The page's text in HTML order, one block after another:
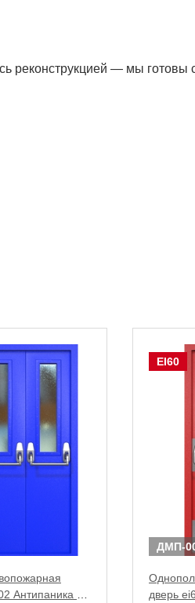
реконструкцией — мы
Антипаника с
EI60
ДМП-
дверь